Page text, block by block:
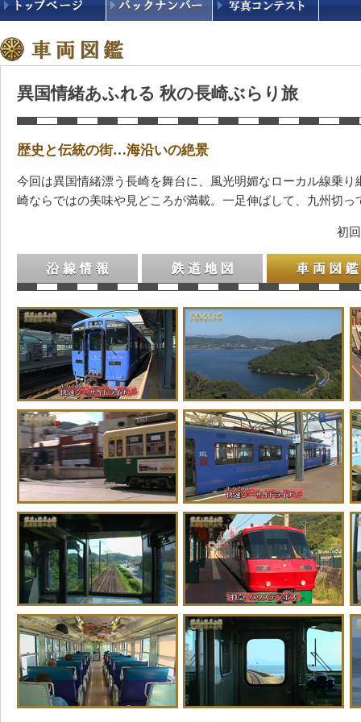
異国情緒あふれる 秋の長崎ぶらり旅
歴史と伝統の街…海沿いの絶景
今回は異国情緒漂う長崎を舞台に、風光明媚なローカル線乗
崎ならではの美味や見どころが満載。一足伸ばして、九州切っ
初
沿線情報 鉄道地図 車両図鑑